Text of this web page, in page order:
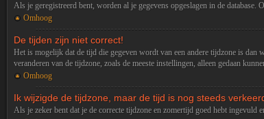
Als je geregistreerd bent, worden al je gegevens opgeslagen in de database.
Omhoog
De tijden zijn niet correct!
Het is mogelijk dat de tijd die gegeven wordt van een andere tijdzone is dan
veranderen van de tijdzone, zoals de meeste instellingen, alleen gedaan
Omhoog
Ik wijzigde de tijdzone, maar de tijd is nog steeds
Als je zeker bent dat je de correcte tijdzone en zomertijd goed hebt ingevuld